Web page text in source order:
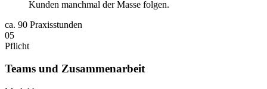
Kunden manchmal der Masse folgen.
ca. 90 Praxisstunden
05
Pflicht
Teams und Zusammenarbeit